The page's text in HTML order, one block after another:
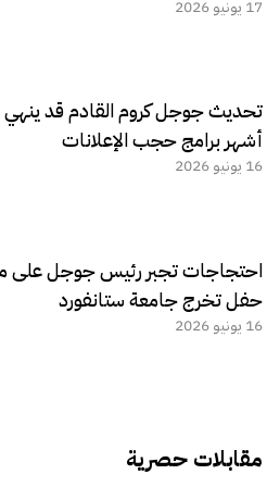
17 يونيو 2026
تحديث جوجل كروم القادم قد
أشهر برامج حجب الإعلانات
16 يونيو 2026
احتجاجات تجبر رئيس جوجل على
حفل تخرج جامعة ستانفورد
16 يونيو 2026
مقابلات حصرية